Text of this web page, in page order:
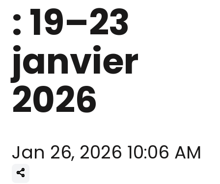
: 19–23
janvier
2026
Jan 26, 2026 10:06 AM